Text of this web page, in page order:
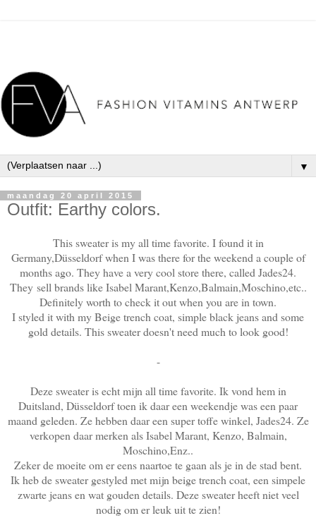
▼
maandag 20 april 2015
Outfit: Earthy colors.
This sweater is my all time favorite. I found it in
Germany,Düsseldorf when I was there for the weekend a couple of
months ago. They have a very cool store there, called Jades24.
They sell brands like Isabel Marant,Kenzo,Balmain,Moschino,etc..
Definitely worth to check it out when you are in town.
I styled it with my Beige trench coat, simple black jeans and some
gold details. This sweater doesn't need much to look good!
-
Deze sweater is echt mijn all time favorite. Ik vond hem in
Duitsland, Düsseldorf toen ik daar een weekendje was een paar
maand geleden. Ze hebben daar een super toffe winkel, Jades24. Ze
verkopen daar merken als Isabel Marant, Kenzo, Balmain,
Moschino,Enz..
Zeker de moeite om er eens naartoe te gaan als je in de stad bent.
Ik heb de sweater gestyled met mijn beige trench coat, een simpele
zwarte jeans en wat gouden details. Deze sweater heeft niet veel
nodig om er leuk uit te zien!